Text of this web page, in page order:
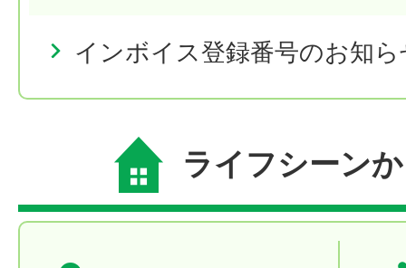
インボイス登録番号のお知ら
ライフシーン